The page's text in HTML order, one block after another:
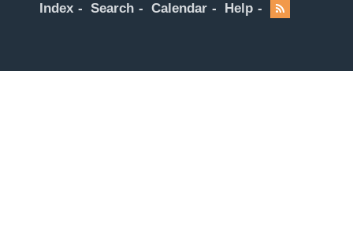
Index Search Calendar Help